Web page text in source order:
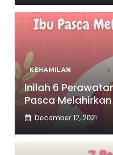
KEHAMILAN
Inilah 6
Pasca Melahirkan
December 12, 2021